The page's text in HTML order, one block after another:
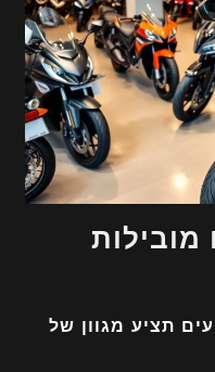
מובילות
תציע מגוון של